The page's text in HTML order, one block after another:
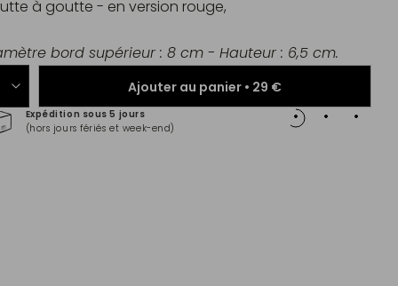
Ajouter au panier • 29 €
Expédition sous 5 jours
(hors jours fériés et week-end)
à goutte - en version rouge,
bord supérieur : 8 cm - Hauteur : 6,5 cm.